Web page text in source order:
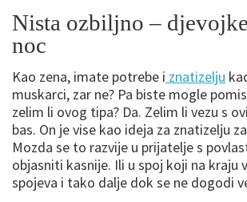
Nista ozbiljno –
noc
Kao zena, imate potrebe i znatizelju
muskarci, zar ne? Pa biste mogle
zelim li ovog tipa? Da. Zelim li vezu s
bas. On je vise kao ideja za znatizelju
Mozda se to razvije u prijatelje s
objasniti kasnije. Ili u spoj koji na kraju
spojeva i tako dalje dok se ne dogodi